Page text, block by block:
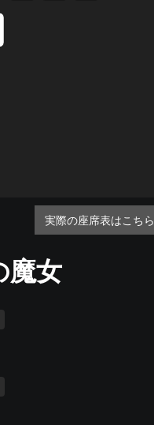
実際の座席表はこちら
魔女